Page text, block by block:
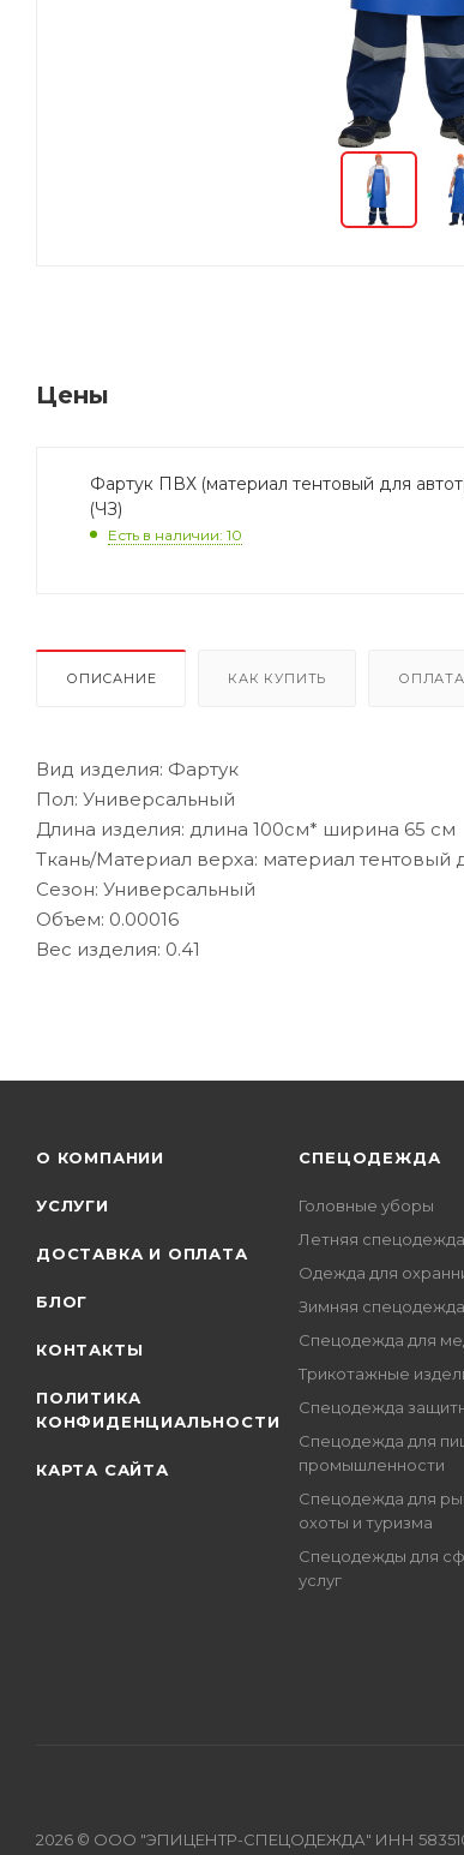
Цены
Фартук ПВХ (материал тентовый для
(ЧЗ)
Есть в наличии: 10
ОПИСАНИЕ КАК КУПИТЬ ОПЛАТА
Вид изделия: Фартук
Пол: Универсальный
Длина изделия: длина 100см* ширина 65 см
Ткань/Материал верха: материал тентовый
Сезон: Универсальный
Объем: 0.00016
Вес изделия: 0.41
О КОМПАНИИ
УСЛУГИ
ДОСТАВКА И ОПЛАТА
БЛОГ
КОНТАКТЫ
ПОЛИТИКА
КОНФИДЕНЦИАЛЬНОСТИ
КАРТА САЙТА
СПЕЦОДЕЖДА
Головные уборы
Летняя спецодежда
Одежда для
Зимняя спецодежда
Спецодежда для
Трикотажные
Спецодежда
Спецодежда для
промышленности
Спецодежда для
охоты и туризма
Спецодежды для
услуг
2026 © ООО "ЭПИЦЕНТР-СПЕЦОДЕЖДА" ИНН